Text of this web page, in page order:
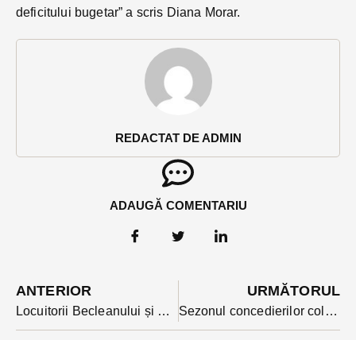
REDACTAT DE ADMIN
ADAUGĂ COMENTARIU
deficitului bugetar” a scris Diana Morar.
ANTERIOR
Locuitorii Becleanului și Căianului Mic nu pot dona sânge din cauza infecțiilor cu West Nile. Cazurile au fost semnalate săptămânile trecute
URMĂTORUL
Sezonul concedierilor colective din județ continuă: după Leoni urmează RAAL. Angajații disponibilizați de la fabrica de radiatoare merg în șomaj fără compensatorii